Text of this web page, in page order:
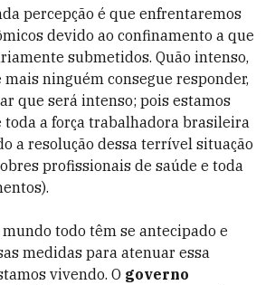
percepção é que enfrentaremos
devido ao confinamento a que
submetidos. Quão intenso,
ninguém consegue responder,
que será intenso; pois estamos
toda a força trabalhadora brasileira
a resolução dessa terrível situação
profissionais de saúde e toda
todo têm se antecipado e
medidas para atenuar essa
vivendo. O governo